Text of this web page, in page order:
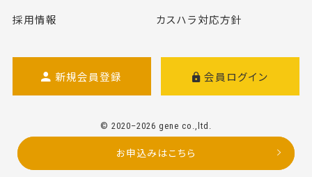
お申込みはこちら
採用情報 カスハラ対応方針
新規会員登録 会員ログイン
© 2020–2026 gene co.,ltd.
お申込みはこちら